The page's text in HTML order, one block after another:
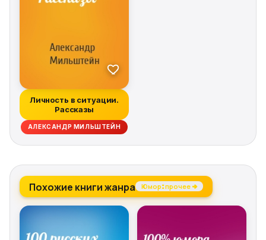
Личность в ситуации.
Рассказы
АЛЕКСАНДР МИЛЬШТЕЙН
Похожие книги жанра Юмор: прочее →